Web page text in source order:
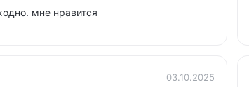
мне нравится
03.10.2025